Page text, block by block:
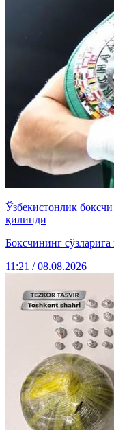
Ўзбекистонлик
қилинди
Боксчининг
11:21 / 08.08.2026